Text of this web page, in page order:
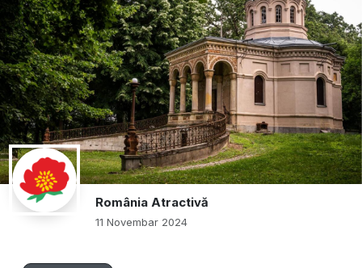
România Atractivă
11 Novembar 2024